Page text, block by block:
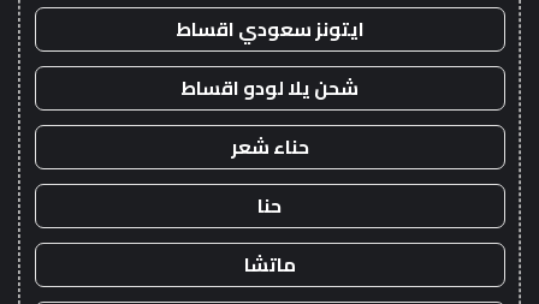
ايتونز سعودي اقساط
شحن يلا لودو اقساط
حناء شعر
حنا
ماتشا